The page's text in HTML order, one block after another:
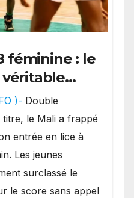
féminine : le
véritable
et inflige
au
)- Double
titre, le Mali a frappé
entrée en lice à
Les jeunes
surclassé le
le score sans appel